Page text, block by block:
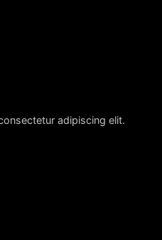
adipiscing elit.